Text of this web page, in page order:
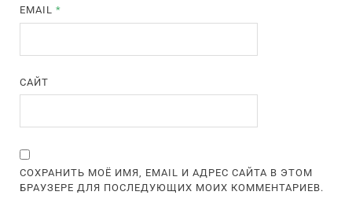
EMAIL*
САЙТ
СОХРАНИТЬ МОЁ ИМЯ, EMAIL И АДРЕС САЙТА В ЭТОМ
БРАУЗЕРЕ ДЛЯ ПОСЛЕДУЮЩИХ МОИХ КОММЕНТАРИЕВ.